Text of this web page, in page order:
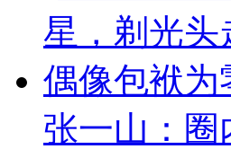
张一山：